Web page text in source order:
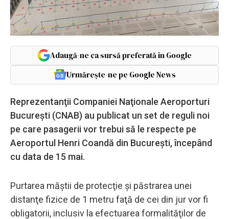
Adaugă-ne ca sursă preferată în Google
Urmărește-ne pe Google News
Reprezentanţii Companiei Naţionale Aeroporturi
Bucureşti (CNAB) au publicat un set de reguli noi
pe care pasagerii vor trebui să le respecte pe
Aeroportul Henri Coandă din București, începând
cu data de 15 mai.
Purtarea măştii de protecţie şi păstrarea unei
distanţe fizice de 1 metru faţă de cei din jur vor fi
obligatorii, inclusiv la efectuarea formalităţilor de